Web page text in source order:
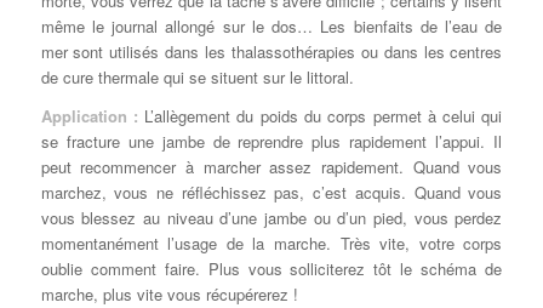
même le journal allongé sur le dos… Les bienfaits de l’eau de
mer sont utilisés dans les thalassothérapies ou dans les centres
de cure thermale qui se situent sur le littoral.
Application : L’allègement du poids du corps permet à celui qui
se fracture une jambe de reprendre plus rapidement l’appui. Il
peut recommencer à marcher assez rapidement. Quand vous
marchez, vous ne réfléchissez pas, c’est acquis. Quand vous
vous blessez au niveau d’une jambe ou d’un pied, vous perdez
momentanément l’usage de la marche. Très vite, votre corps
oublie comment faire. Plus vous solliciterez tôt le schéma de
marche, plus vite vous récupérerez !